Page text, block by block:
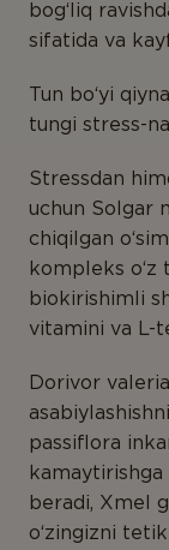
NING
Koenzim
Majmualar
O‘simliklar
Oqsillar
Yog‘
bog‘liq
sifatida va
Tun bo‘yi
tungi stress-
Stressdan
uchun Solgar
chiqilgan
kompleks o‘z
biokirishimli
vitamini va L-
Dorivor
passiflora
kamaytirishga
beradi, Xmel
o‘zingizni